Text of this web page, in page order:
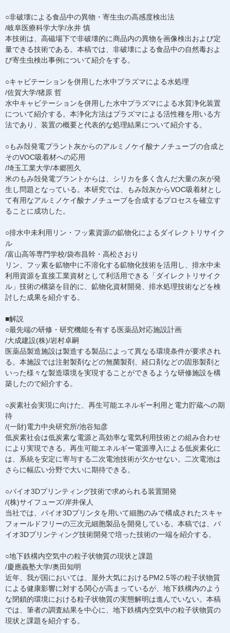
○非破壊による食品中の異物・寄生虫の高感度検出法
/岐阜医療科学大学/永井 慎
本技術は、高磁場下で非破壊的に商品内の異物を画像検出および定
量できる技術である。本稿では、非破壊による食品中の自然毒およ
び寄生虫検出事例について紹介をする。
○キャビテーションを併用した水中プラズマによる水処理
/佐賀大学/猪原 哲
水中キャビテーションを併用した水中プラズマによる水質浄化装置
について紹介する。本浄化方法はプラズマによる活性種を用いる方
法であり、装置の概要と代表的な処理結果について紹介する。
○もみ殻発電プラント灰からのアルミノケイ酸ナノチューブの合成と
そのVOC吸着材への応用
/埼玉工業大学/本郷照久
米のもみ殻発電プラントからは、シリカを多く含んだ大量の灰が発
生し問題となっている。本研究では、もみ殻灰からVOC吸着材とし
て有用なアルミノケイ酸ナノチューブを合成するプロセスを確立す
ることに成功した。
○排水中未利用リン・フッ素資源の鉱物化によるダイレクトリサイク
ル
/富山高等専門学校/袋布昌幹・高松さおり
リン、フッ素を鉱物中に不溶化する鉱物化技術を活用し、排水中未
利用資源を直接工業資材として利活用できる「ダイレクトリサイク
ル」技術の構築を目的に、鉱物化資材開発、排水処理技術などを検
討した成果を紹介する。
■解説
○最先端の研修・研究機能を有する医薬品対応施設計画
/大成建設(株)/岩村卓嗣
医薬品製造施設は製造する製品によって異なる環境条件が要求され
る。本施設では注射製剤などの無菌製剤、経口剤などの固形製剤と
いった様々な製造環境を実現することができるような研修施設を構
築したので紹介する。
○炭素社会実現に向けた、再生可能エネルギー利用と電力貯蔵への期
待
/(一財)電力中央研究所/池谷知彦
低炭素社会は低炭素な電源と高効率な電気利用技術との組み合わせ
により実現できる。再生可能エネルギー電源導入による低炭素化に
は、系統を安定に寄与する二次電池技術が欠かせない。二次電池は
さらに幅広い分野で大いに期待できる。
○バイオ3Dプリンティング技術で求められる装置開発
/(株)サイフューズ/岸井保人
当社では、バイオ3Dプリンタを用いて細胞のみで構成されたスキャ
フォールドフリーの三次元細胞製品を開発している。本稿では、バ
イオ3Dプリンティング技術開発で培った技術の一端を紹介する。
○地下鉄構内空気中の粒子状物質の現状と課題
/慶應義塾大学/奥田知明
近年、我が国においては、屋外大気におけるPM2.5等の粒子状物質
による健康影響に対する関心が高まっているが、地下鉄構内のよう
な閉鎖的環境における粒子状物質の実態解明は進んでいない。本稿
では、筆者の調査結果を中心に、地下鉄構内空気中の粒子状物質の
現状と課題を紹介する。